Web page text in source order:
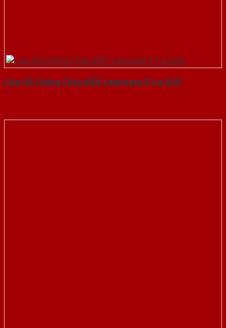
Cửa Gỗ Chống Cháy MDF Laminate P1-a-SGD